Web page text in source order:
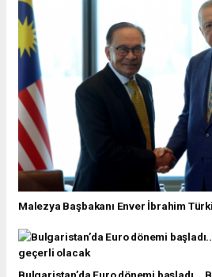
Malezya Başbakanı Enver İbrahim